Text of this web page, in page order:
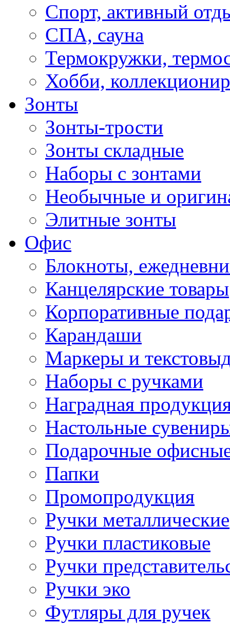
Спорт, активный
СПА, сауна
Термокружки,
Хобби,
Зонты
Зонты-трости
Зонты складные
Наборы с зонтами
Необычные и
Элитные зонты
Офис
Блокноты,
Канцелярские товары
Корпоративные
Карандаши
Маркеры и
Наборы с ручками
Наградная
Настольные
Подарочные
Папки
Промопродукция
Ручки металлические
Ручки пластиковые
Ручки
Ручки эко
Футляры для ручек